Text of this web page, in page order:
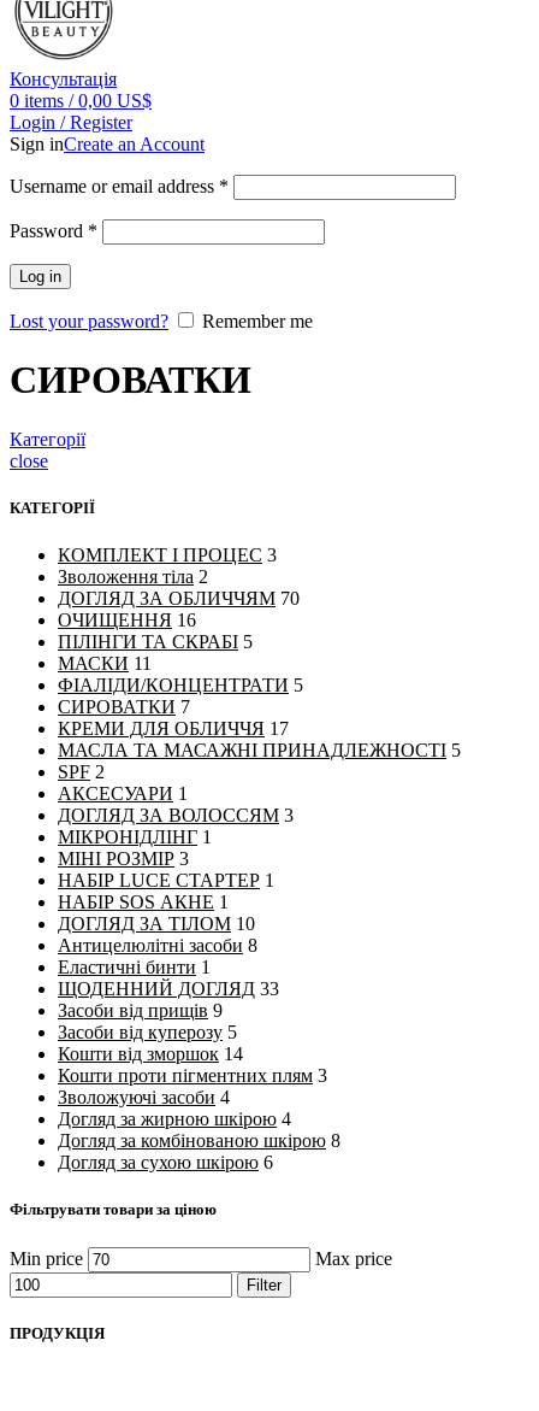
Консультація
0 items / 0,00 US$
Login / Register
Sign inCreate an Account
Username or email address *
Password *
Log in
Lost your password? Remember me
СИРОВАТКИ
Категорії
close
КАТЕГОРІЇ
КОМПЛЕКТ І ПРОЦЕС 3
Зволоження тіла 2
ДОГЛЯД ЗА ОБЛИЧЧЯМ 70
ОЧИЩЕННЯ 16
ПІЛІНГИ ТА СКРАБІ 5
МАСКИ 11
ФІАЛІДИ/КОНЦЕНТРАТИ 5
СИРОВАТКИ 7
КРЕМИ ДЛЯ ОБЛИЧЧЯ 17
МАСЛА ТА МАСАЖНІ ПРИНАДЛЕЖНОСТІ 5
SPF 2
АКСЕСУАРИ 1
ДОГЛЯД ЗА ВОЛОССЯМ 3
МІКРОНІДЛІНГ 1
МІНІ РОЗМІР 3
НАБІР LUCE СТАРТЕР 1
НАБІР SOS АКНЕ 1
ДОГЛЯД ЗА ТІЛОМ 10
Антицелюлітні засоби 8
Еластичні бинти 1
ЩОДЕННИЙ ДОГЛЯД 33
Засоби від прищів 9
Засоби від куперозу 5
Кошти від зморшок 14
Кошти проти пігментних плям 3
Зволожуючі засоби 4
Догляд за жирною шкірою 4
Догляд за комбінованою шкірою 8
Догляд за сухою шкірою 6
Фільтрувати товари за ціною
Min price Max price
Filter
ПРОДУКЦІЯ